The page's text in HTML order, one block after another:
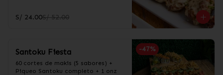
S/ 24.00S/ 52.00
-47%
Santoku Fiesta
60 cortes de makis (5 sabores) +
Piqueo Santoku completo + 1 onz